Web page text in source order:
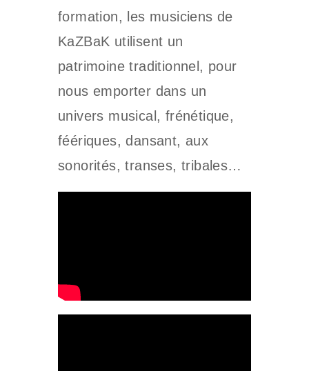
formation, les musiciens de
KaZBaK utilisent un
patrimoine traditionnel, pour
nous emporter dans un
univers musical, frénétique,
féériques, dansant, aux
sonorités, transes, tribales…